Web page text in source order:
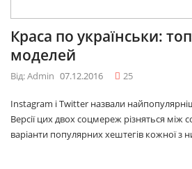
Краса по українськи:
моделей
Від: Admin 07.12.2016 25
Instagram і Twitter назвали
Версії цих двох соцмереж різняться
варіанти популярних хештегів кожної з